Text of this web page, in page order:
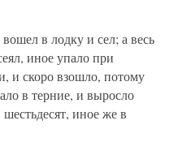
в лодку и сел; а весь
иное упало при
и скоро взошло, потому
в терние, и выросло
иное же в